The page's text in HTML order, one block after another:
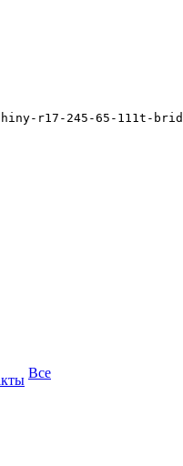
r17-245-65-111t-
Все